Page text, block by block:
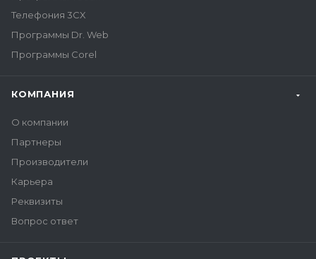
Телефония 3CX
Программы Dr. Web
Программы Corel
КОМПАНИЯ
О компании
Партнеры
Производители
Карьера
Реквизиты
Вопрос ответ